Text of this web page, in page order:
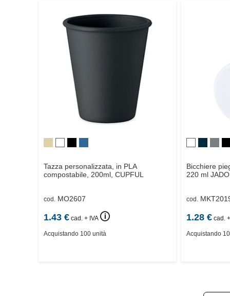
Tazza personalizzata, in PLA
compostabile, 200ml, CUPFUL
cod. MO2607
1.43 € cad. + IVA 🛈
Acquistando 100 unità
Bicchiere
220 ml JADO
cod.
1.28€ cad.
Acquistando